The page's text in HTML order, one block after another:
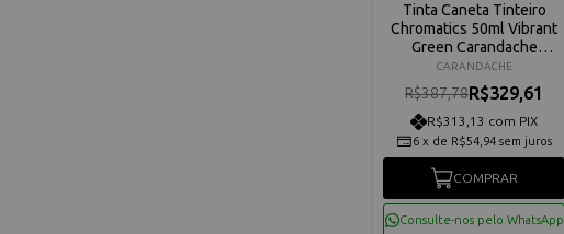
Tinta Caneta Tinteiro
Chromatics 50ml Vibrant
Green Carandache
8011210
CARANDACHE
R$387,78R$329,61
R$313,13 com PIX
6 x de R$54,94 sem juros
COMPRAR
Consulte-nos pelo WhatsApp